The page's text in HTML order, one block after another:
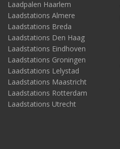
Laadpalen Haarlem
Laadstations Almere
Laadstations Breda
Laadstations Den Haag
Laadstations Eindhoven
Laadstations Groningen
Laadstations Lelystad
Laadstations Maastricht
Laadstations Rotterdam
Laadstations Utrecht